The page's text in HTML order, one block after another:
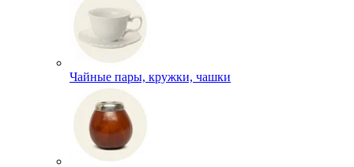
Чайные пары, кружки, чашки